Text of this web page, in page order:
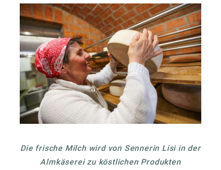
Die frische Milch wird von Sennerin Lisi in der
Almkäserei zu köstlichen Produkten